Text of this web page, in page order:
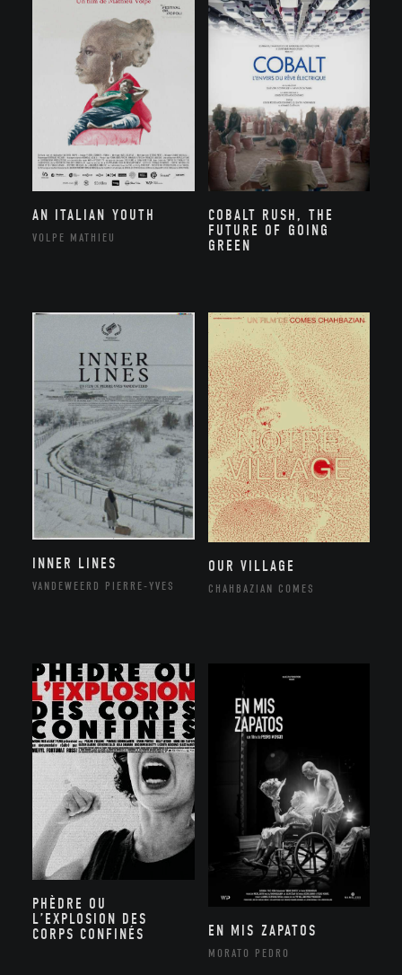
AN ITALIAN YOUTH
VOLPE MATHIEU
COBALT RUSH, THE
FUTURE OF GOING
GREEN
INNER LINES
VANDEWEERD PIERRE-YVES
OUR VILLAGE
CHAHBAZIAN COMES
PHÈDRE OU
L’EXPLOSION DES
CORPS CONFINÉS
EN MIS ZAPATOS
MORATO PEDRO